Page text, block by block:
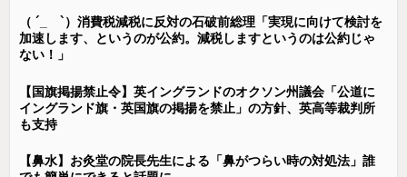
（ ´_ゝ`）消費税減税に反対の石破前総理「実現に向けて検討を
加速します、というのが公約。減税しますというのは公約じゃ
ない！」
【国旗掲揚禁止令】英イングランドのオクソン州議会「公道に
イングランド旗・英国旗の掲揚を禁止」の方針、英高等裁判所
も支持
【鼻水】お灸堂の院長先生による「鼻がつらい時の対処法」誰